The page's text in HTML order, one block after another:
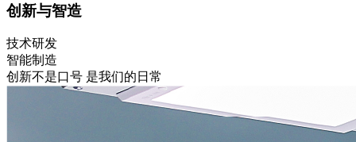
创新与智造
技术研发
智能制造
创新不是口号 是我们的日常